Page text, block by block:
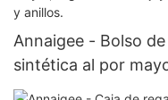
Annaigee - Bolso
sintética al por
viaje para collares,